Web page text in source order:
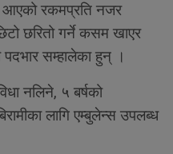
आएको रकमप्रति नजर
छरितो गर्ने कसम खाएर
पदभार सम्हालेका हुन् ।
नलिने, ५ बर्षको
लागि एम्बुलेन्स उपलब्ध